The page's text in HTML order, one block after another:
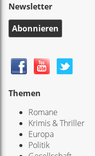
Newsletter
Abonnieren
Themen
Romane
Krimis & Thriller
Europa
Politik